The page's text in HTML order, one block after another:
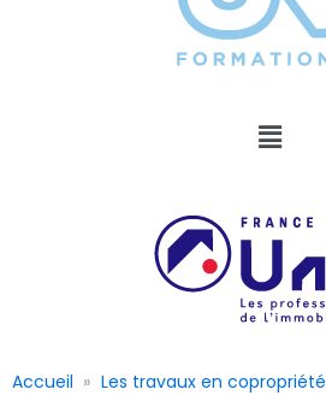
Accueil
Les travaux en copropriété